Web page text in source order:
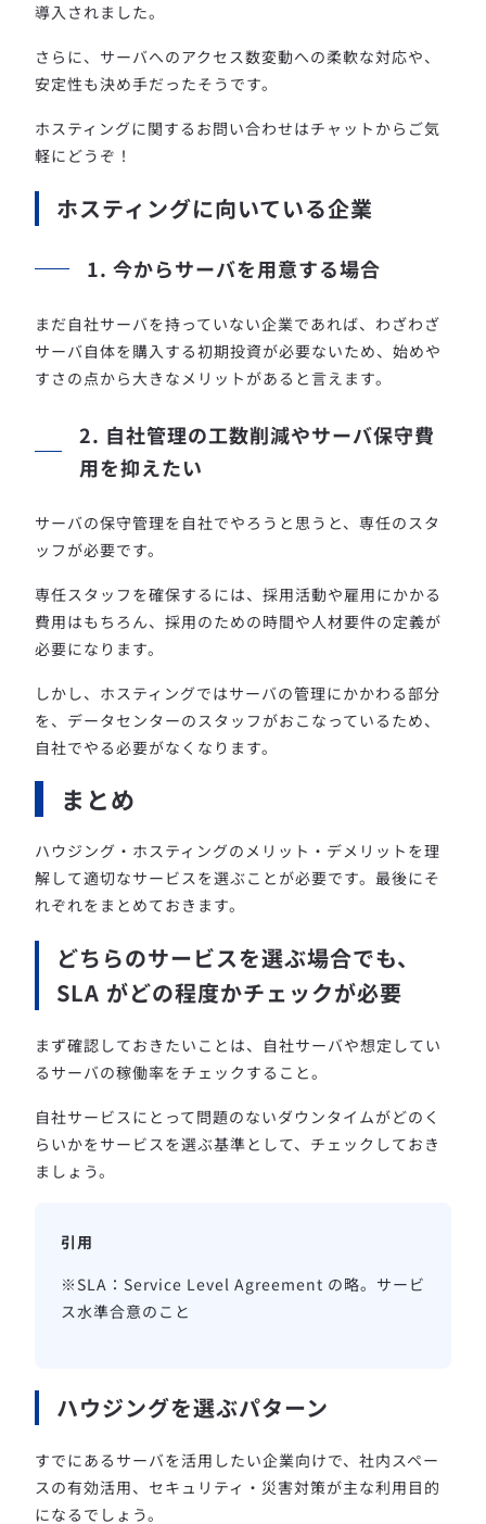
導入されました。
さらに、サーバへのアクセス数変動への柔軟な対応や、
安定性も決め手だったそうです。
ホスティングに関するお問い合わせはチャットからご気
軽にどうぞ！
ホスティングに向いている企業
1. 今からサーバを用意する場合
まだ自社サーバを持っていない企業であれば、わざわざ
サーバ自体を購入する初期投資が必要ないため、始めや
すさの点から大きなメリットがあると言えます。
2. 自社管理の工数削減やサーバ保守費
用を抑えたい
サーバの保守管理を自社でやろうと思うと、専任のスタ
ッフが必要です。
専任スタッフを確保するには、採用活動や雇用にかかる
費用はもちろん、採用のための時間や人材要件の定義が
必要になります。
しかし、ホスティングではサーバの管理にかかわる部分
を、データセンターのスタッフがおこなっているため、
自社でやる必要がなくなります。
まとめ
ハウジング・ホスティングのメリット・デメリットを理
解して適切なサービスを選ぶことが必要です。最後にそ
れぞれをまとめておきます。
どちらのサービスを選ぶ場合でも、
SLA がどの程度かチェックが必要
まず確認しておきたいことは、自社サーバや想定してい
るサーバの稼働率をチェックすること。
自社サービスにとって問題のないダウンタイムがどのく
らいかをサービスを選ぶ基準として、チェックしておき
ましょう。
※SLA：Service Level Agreement の略。サービ
ス水準合意のこと
ハウジングを選ぶパターン
すでにあるサーバを活用したい企業向けで、社内スペー
スの有効活用、セキュリティ・災害対策が主な利用目的
になるでしょう。